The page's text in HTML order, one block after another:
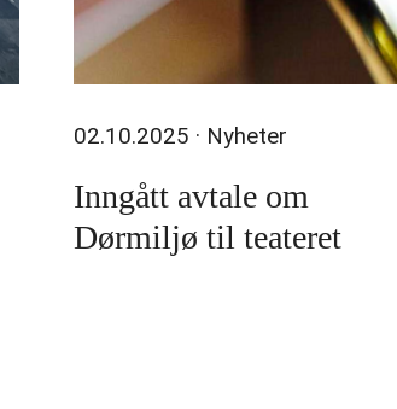
02.10.2025 · Nyheter
Inngått avtale om
Dørmiljø til teateret